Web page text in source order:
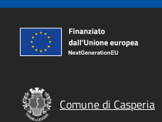
Comune di Casperia